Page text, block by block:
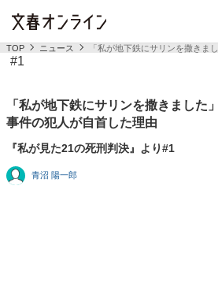
TOP ニュース 「私が地下鉄にサリンを撒き
#1
「私が地下鉄にサリンを撒きまし
事件の犯人が自首した理由
『私が見た21の死刑判決』より#1
青沼 陽一郎